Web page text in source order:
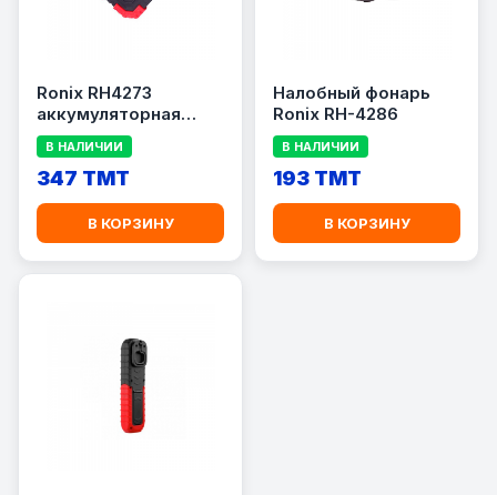
Ronix RH4273
аккумуляторная
лампа
В НАЛИЧИИ
347 TMT
В КОРЗИНУ
Налобный фонарь
Ronix RH-4286
В НАЛИЧИИ
193 TMT
В КОРЗИНУ